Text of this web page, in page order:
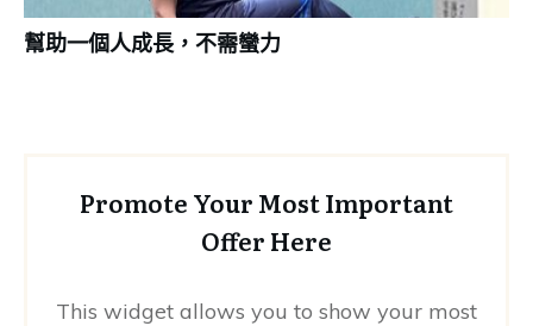
幫助一個人成長，不需蠻力
Promote Your Most Important
Offer Here
This widget allows you to show your most